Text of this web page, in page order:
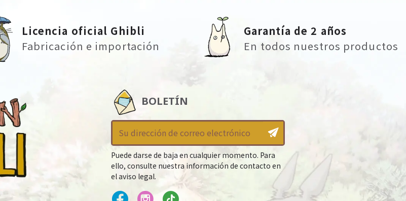
Licencia oficial Ghibli
Fabricación e importación
Garantía de 2 años
En todos nuestros productos
BOLETÍN
Puede darse de baja en cualquier momento. Para
ello, consulte nuestra información de contacto en
el aviso legal.